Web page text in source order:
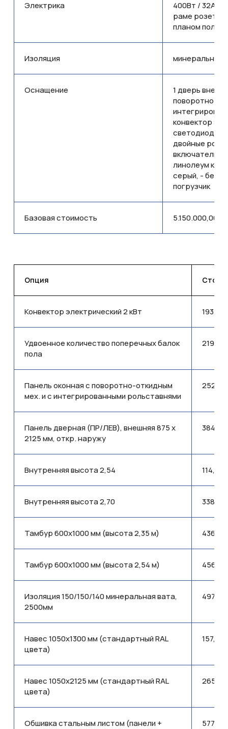
Электрика
400Вт / 32A /
раме розетки
планом пол/
Изоляция минеральная
Оснащение
1 дверь
поворотно-
конвектор
светодиодный
двойные
включатели в
линолеум
серый, - без
погрузчик
Базовая стоимость 5.150.000,00
Опция
Конвектор электрический 2 кВт
Удвоенное количество поперечных балок
пола
Панель оконная с поворотно-откидным
мех. и с интегрированными рольставнями
Панель дверная (ПР/ЛЕВ), внешняя 875 x
2125 мм, откр. наружу
Внутренняя высота 2,54
Внутренняя высота 2,70
Тамбур 600x1000 мм (высота 2,35 м)
Тамбур 600x1000 мм (высота 2,54 м)
Изоляция 150/150/140 минеральная вата,
2500мм
Навес 1050x1300 мм (стандартный RAL
цвета)
Навес 1050x2125 мм (стандартный RAL
цвета)
Обшивка стальным листом (панели +
T320DED325235-9002-001